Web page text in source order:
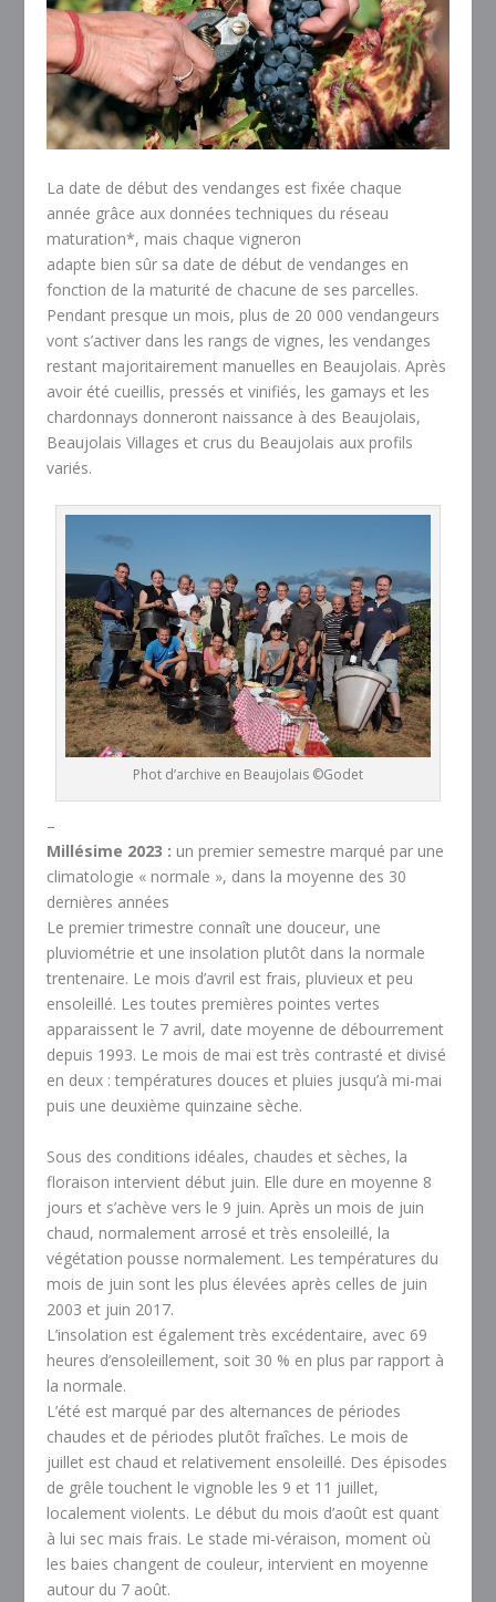
La date de début des vendanges est fixée chaque
année grâce aux données techniques du réseau
maturation*, mais chaque vigneron
adapte bien sûr sa date de début de vendanges en
fonction de la maturité de chacune de ses parcelles.
Pendant presque un mois, plus de 20 000 vendangeurs
vont s’activer dans les rangs de vignes, les vendanges
restant majoritairement manuelles en Beaujolais. Après
avoir été cueillis, pressés et vinifiés, les gamays et les
chardonnays donneront naissance à des Beaujolais,
Beaujolais Villages et crus du Beaujolais aux profils
variés.
Phot d’archive en Beaujolais ©Godet
–
Millésime 2023 : un premier semestre marqué par une
climatologie « normale », dans la moyenne des 30
dernières années
Le premier trimestre connaît une douceur, une
pluviométrie et une insolation plutôt dans la normale
trentenaire. Le mois d’avril est frais, pluvieux et peu
ensoleillé. Les toutes premières pointes vertes
apparaissent le 7 avril, date moyenne de débourrement
depuis 1993. Le mois de mai est très contrasté et divisé
en deux : températures douces et pluies jusqu’à mi-mai
puis une deuxième quinzaine sèche.
Sous des conditions idéales, chaudes et sèches, la
floraison intervient début juin. Elle dure en moyenne 8
jours et s’achève vers le 9 juin. Après un mois de juin
chaud, normalement arrosé et très ensoleillé, la
végétation pousse normalement. Les températures du
mois de juin sont les plus élevées après celles de juin
2003 et juin 2017.
L’insolation est également très excédentaire, avec 69
heures d’ensoleillement, soit 30 % en plus par rapport à
la normale.
L’été est marqué par des alternances de périodes
chaudes et de périodes plutôt fraîches. Le mois de
juillet est chaud et relativement ensoleillé. Des épisodes
de grêle touchent le vignoble les 9 et 11 juillet,
localement violents. Le début du mois d’août est quant
à lui sec mais frais. Le stade mi-véraison, moment où
les baies changent de couleur, intervient en moyenne
autour du 7 août.